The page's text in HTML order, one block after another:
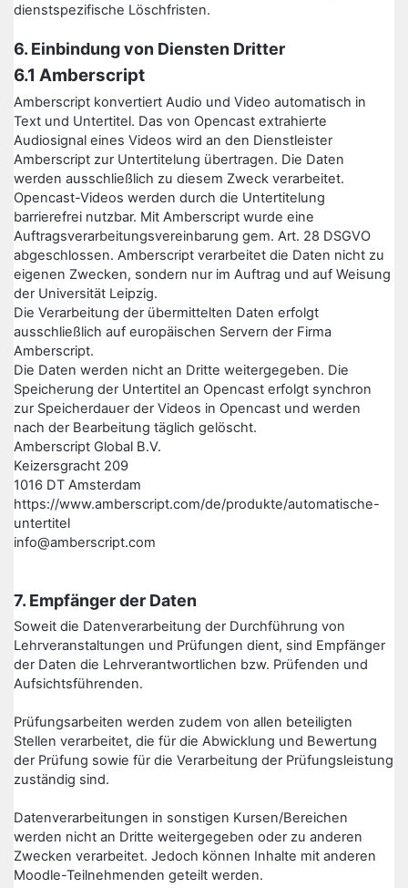
dienstspezifische Löschfristen.
6. Einbindung von Diensten Dritter
6.1 Amberscript
Amberscript konvertiert Audio und Video automatisch in
Text und Untertitel. Das von Opencast extrahierte
Audiosignal eines Videos wird an den Dienstleister
Amberscript zur Untertitelung übertragen. Die Daten
werden ausschließlich zu diesem Zweck verarbeitet.
Opencast-Videos werden durch die Untertitelung
barrierefrei nutzbar. Mit Amberscript wurde eine
Auftragsverarbeitungsvereinbarung gem. Art. 28 DSGVO
abgeschlossen. Amberscript verarbeitet die Daten nicht zu
eigenen Zwecken, sondern nur im Auftrag und auf Weisung
der Universität Leipzig.
Die Verarbeitung der übermittelten Daten erfolgt
ausschließlich auf europäischen Servern der Firma
Amberscript.
Die Daten werden nicht an Dritte weitergegeben. Die
Speicherung der Untertitel an Opencast erfolgt synchron
zur Speicherdauer der Videos in Opencast und werden
nach der Bearbeitung täglich gelöscht.
Amberscript Global B.V.
Keizersgracht 209
1016 DT Amsterdam
https://www.amberscript.com/de/produkte/automatische-
untertitel
info@amberscript.com
7. Empfänger der Daten
Soweit die Datenverarbeitung der Durchführung von
Lehrveranstaltungen und Prüfungen dient, sind Empfänger
der Daten die Lehrverantwortlichen bzw. Prüfenden und
Aufsichtsführenden.
Prüfungsarbeiten werden zudem von allen beteiligten
Stellen verarbeitet, die für die Abwicklung und Bewertung
der Prüfung sowie für die Verarbeitung der Prüfungsleistung
zuständig sind.
Datenverarbeitungen in sonstigen Kursen/Bereichen
werden nicht an Dritte weitergegeben oder zu anderen
Zwecken verarbeitet. Jedoch können Inhalte mit anderen
Moodle-Teilnehmenden geteilt werden.